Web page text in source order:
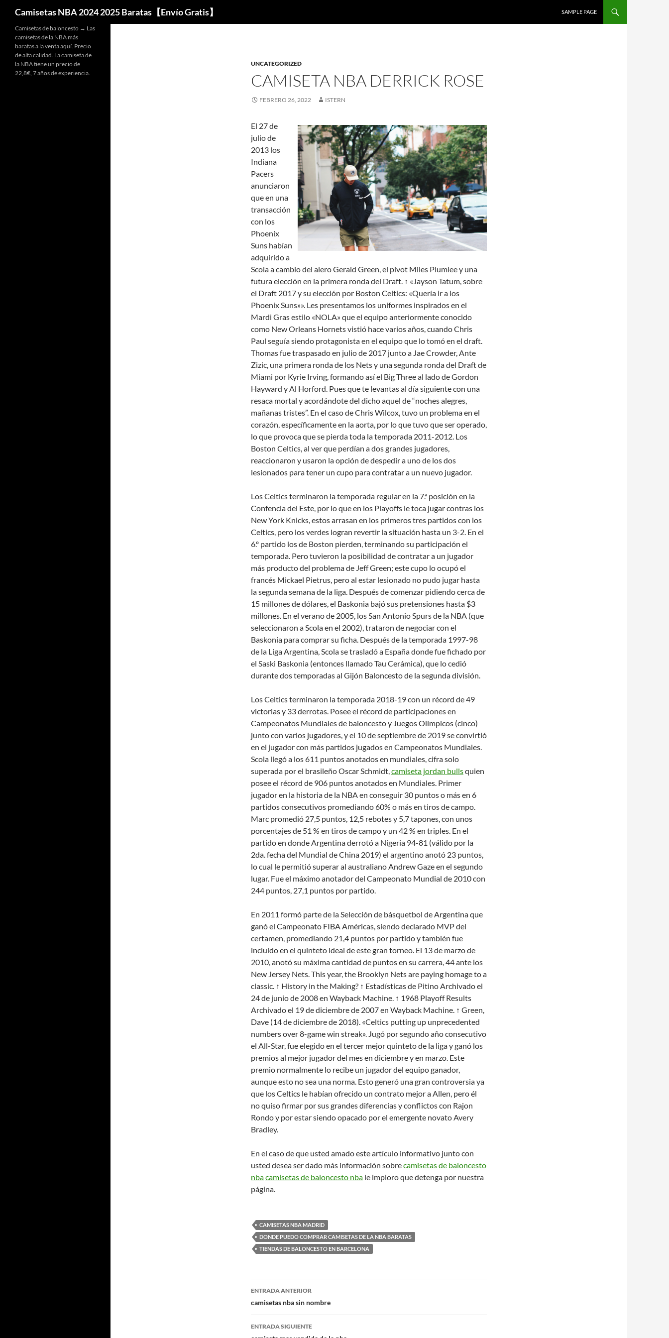
Camisetas NBA 2024 2025 Baratas【Envío Gratis】
SAMPLE PAGE
UNCATEGORIZED
CAMISETA NBA DERRICK ROSE
FEBRERO 26, 2022 ISTERN
El 27 de
julio de
2013 los
Indiana
Pacers
anunciaron
que en una
transacción
con los
Phoenix
Suns habían
adquirido a
Scola a cambio del alero Gerald Green, el pivot Miles Plumlee y una
futura elección en la primera ronda del Draft. ↑ «Jayson Tatum, sobre
el Draft 2017 y su elección por Boston Celtics: «Quería ir a los
Phoenix Suns»». Les presentamos los uniformes inspirados en el
Mardi Gras estilo «NOLA» que el equipo anteriormente conocido
como New Orleans Hornets vistió hace varios años, cuando Chris
Paul seguía siendo protagonista en el equipo que lo tomó en el draft.
Thomas fue traspasado en julio de 2017 junto a Jae Crowder, Ante
Zizic, una primera ronda de los Nets y una segunda ronda del Draft de
Miami por Kyrie Irving, formando así el Big Three al lado de Gordon
Hayward y Al Horford. Pues que te levantas al día siguiente con una
resaca mortal y acordándote del dicho aquel de “noches alegres,
mañanas tristes”. En el caso de Chris Wilcox, tuvo un problema en el
corazón, específicamente en la aorta, por lo que tuvo que ser operado,
lo que provoca que se pierda toda la temporada 2011-2012. Los
Boston Celtics, al ver que perdían a dos grandes jugadores,
reaccionaron y usaron la opción de despedir a uno de los dos
lesionados para tener un cupo para contratar a un nuevo jugador.
Los Celtics terminaron la temporada regular en la 7.ª posición en la
Confencia del Este, por lo que en los Playoffs le toca jugar contras los
New York Knicks, estos arrasan en los primeros tres partidos con los
Celtics, pero los verdes logran revertir la situación hasta un 3-2. En el
6.º partido los de Boston pierden, terminando su participación el
temporada. Pero tuvieron la posibilidad de contratar a un jugador
más producto del problema de Jeff Green; este cupo lo ocupó el
francés Mickael Pietrus, pero al estar lesionado no pudo jugar hasta
la segunda semana de la liga. Después de comenzar pidiendo cerca de
15 millones de dólares, el Baskonia bajó sus pretensiones hasta $3
millones. En el verano de 2005, los San Antonio Spurs de la NBA (que
seleccionaron a Scola en el 2002), trataron de negociar con el
Baskonia para comprar su ficha. Después de la temporada 1997-98
de la Liga Argentina, Scola se trasladó a España donde fue fichado por
el Saski Baskonia (entonces llamado Tau Cerámica), que lo cedió
durante dos temporadas al Gijón Baloncesto de la segunda división.
Los Celtics terminaron la temporada 2018-19 con un récord de 49
victorias y 33 derrotas. Posee el récord de participaciones en
Campeonatos Mundiales de baloncesto y Juegos Olímpicos (cinco)
junto con varios jugadores, y el 10 de septiembre de 2019 se convirtió
en el jugador con más partidos jugados en Campeonatos Mundiales.
Scola llegó a los 611 puntos anotados en mundiales, cifra solo
superada por el brasileño Oscar Schmidt,camiseta jordan bullsquien
posee el récord de 906 puntos anotados en Mundiales. Primer
jugador en la historia de la NBA en conseguir 30 puntos o más en 6
partidos consecutivos promediando 60% o más en tiros de campo.
Marc promedió 27,5 puntos, 12,5 rebotes y 5,7 tapones, con unos
porcentajes de 51 % en tiros de campo y un 42 % en triples. En el
partido en donde Argentina derrotó a Nigeria 94-81 (válido por la
2da. fecha del Mundial de China 2019) el argentino anotó 23 puntos,
lo cual le permitió superar al australiano Andrew Gaze en el segundo
lugar. Fue el máximo anotador del Campeonato Mundial de 2010 con
244 puntos, 27,1 puntos por partido.
En 2011 formó parte de la Selección de básquetbol de Argentina que
ganó el Campeonato FIBA Américas, siendo declarado MVP del
certamen, promediando 21,4 puntos por partido y también fue
incluido en el quinteto ideal de este gran torneo. El 13 de marzo de
2010, anotó su máxima cantidad de puntos en su carrera, 44 ante los
New Jersey Nets. This year, the Brooklyn Nets are paying homage to a
classic. ↑ History in the Making? ↑ Estadísticas de Pitino Archivado el
24 de junio de 2008 en Wayback Machine. ↑ 1968 Playoff Results
Archivado el 19 de diciembre de 2007 en Wayback Machine. ↑ Green,
Dave (14 de diciembre de 2018). «Celtics putting up unprecedented
numbers over 8-game win streak». Jugó por segundo año consecutivo
el All-Star, fue elegido en el tercer mejor quinteto de la liga y ganó los
premios al mejor jugador del mes en diciembre y en marzo. Este
premio normalmente lo recibe un jugador del equipo ganador,
aunque esto no sea una norma. Esto generó una gran controversia ya
que los Celtics le habían ofrecido un contrato mejor a Allen, pero él
no quiso firmar por sus grandes diferencias y conflictos con Rajon
Rondo y por estar siendo opacado por el emergente novato Avery
Bradley.
En el caso de que usted amado este artículo informativo junto con
usted desea ser dado más información sobrecamisetas de baloncesto
nbacamisetas de baloncesto nba le imploro que detenga por nuestra
página.
CAMISETAS NBA MADRID
DONDE PUEDO COMPRAR CAMISETAS DE LA NBA BARATAS
TIENDAS DE BALONCESTO EN BARCELONA
Navegación
de
entradas
ENTRADA ANTERIOR
camisetas nba sin nombre
ENTRADA SIGUIENTE
Camisetas de baloncesto → Las
camisetas de la NBA más
baratas a la venta aquí. Precio
de alta calidad. La camiseta de
la NBA tiene un precio de
22,8€, 7 años de experiencia.